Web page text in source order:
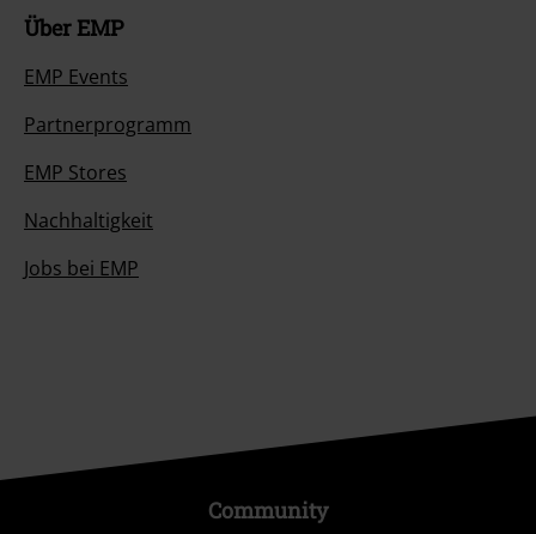
Über EMP
EMP Events
Partnerprogramm
EMP Stores
Nachhaltigkeit
Jobs bei EMP
Community